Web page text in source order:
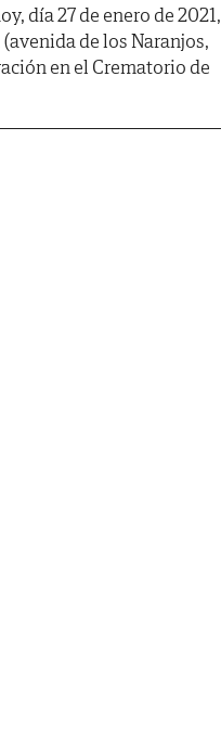
día 27 de enero de 2021,
de los Naranjos,
en el Crematorio de